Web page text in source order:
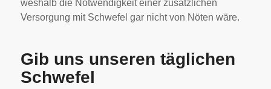
weshalb die Notwendigkeit einer zusätzlichen
Versorgung mit Schwefel gar nicht von Nöten wäre.
Gib uns unseren täglichen
Schwefel